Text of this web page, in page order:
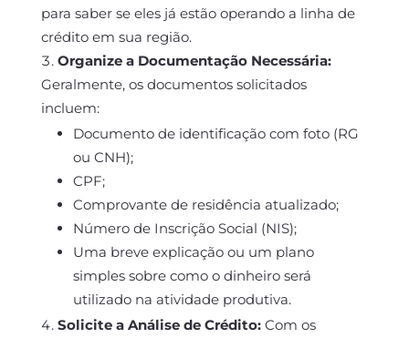
para saber se eles já estão operando a linha de
crédito em sua região.
Organize a Documentação Necessária:
Geralmente, os documentos solicitados
incluem:
Documento de identificação com foto (RG
ou CNH);
CPF;
Comprovante de residência atualizado;
Número de Inscrição Social (NIS);
Uma breve explicação ou um plano
simples sobre como o dinheiro será
utilizado na atividade produtiva.
Solicite a Análise de Crédito:Com os